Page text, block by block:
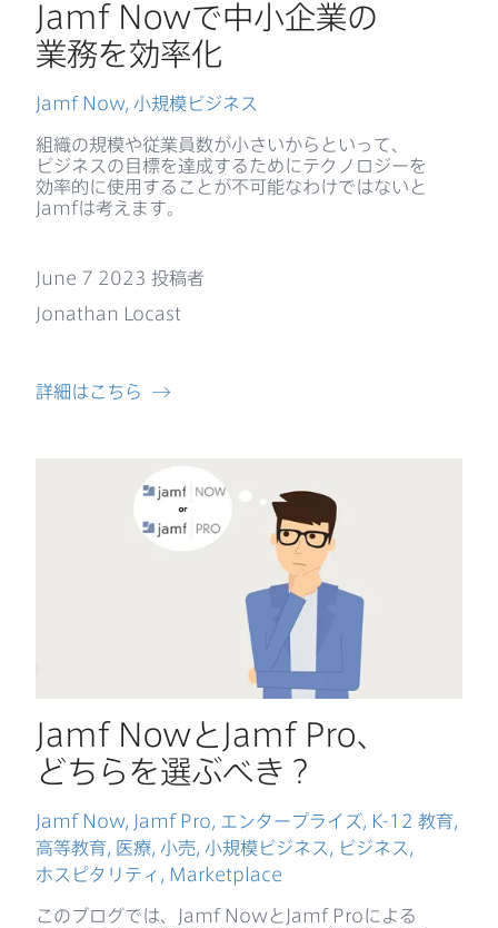
Jamf Nowで​中小企業の​
業務を​効率化
Jamf Now, 小規模ビジネス
組織の​規模や​従業員数が​小さいからと​いって、​
ビジネスの​目標を​達成する​ために​テクノロジーを​
効率的に​使用する​ことが​不可能なわけではないと
Jamfは​考えます。
詳細は​こちら
June 7 2023 投稿者
Jonathan Locast
Jamf Nowと Jamf Pro、​
どちらを​選ぶべき？
Jamf Now, Jamf Pro エンタープライズ K-12 教育
高等教育
医療 小売 小規模ビジネス ビジネス
ホスピタリティ
Marketplace
この​ブログでは、 Jamf Nowと Jamf Proに​よる